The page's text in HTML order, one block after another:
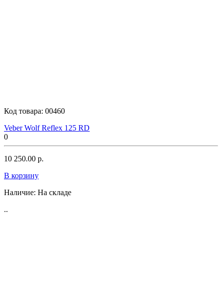
Код товара: 00460
Veber Wolf Reflex 125 RD
0
10 250.00 р.
В корзину
Наличие: На складе
..